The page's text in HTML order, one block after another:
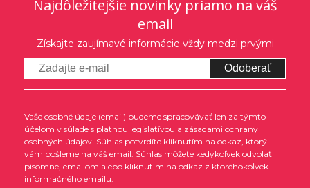
Najdôležitejšie novinky priamo na váš
email
Získajte zaujímavé informácie vždy medzi prvými
Odoberať
Vaše osobné údaje (email) budeme spracovávať len za týmto
účelom v súlade s platnou legislatívou a zásadami ochrany
osobných údajov. Súhlas potvrdíte kliknutím na odkaz, ktorý
vám pošleme na váš email. Súhlas môžete kedykoľvek odvolať
písomne, emailom alebo kliknutím na odkaz z ktoréhokoľvek
informačného emailu.